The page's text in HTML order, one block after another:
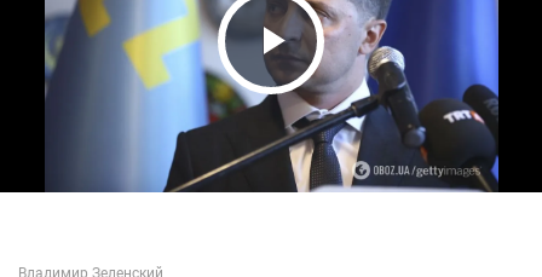
Play Video